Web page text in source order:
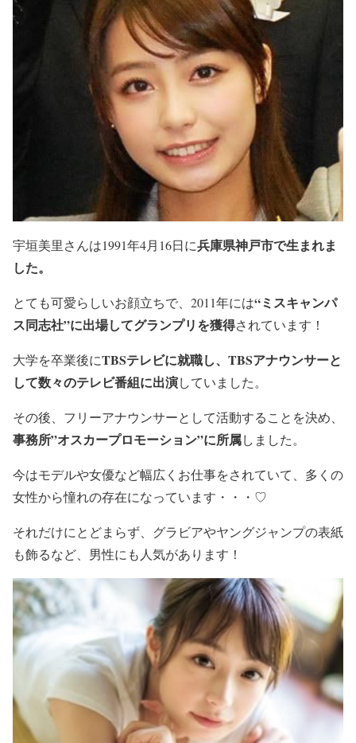
宇垣美里さんは1991年4月16日に兵庫県神戸市で生まれま
した。
とても可愛らしいお顔立ちで、2011年には“ミスキャンパ
ス同志社”に出場してグランプリを獲得されています！
大学を卒業後にTBSテレビに就職し、TBSアナウンサーと
して数々のテレビ番組に出演していました。
その後、フリーアナウンサーとして活動することを決め、
事務所”オスカープロモーション”に所属しました。
今はモデルや女優など幅広くお仕事をされていて、多くの
女性から憧れの存在になっています・・・♡
それだけにとどまらず、 グラビアやヤングジャンプの表紙
も飾るなど、男性にも人気があります！